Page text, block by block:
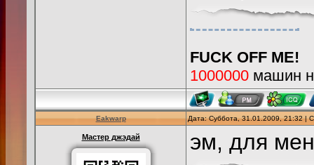
FUCK OFF ME!
1000000 машин
Eakwarp Дата: Суббота, 31.01.2009, 21:32 |
Мастер джэдай эм, для